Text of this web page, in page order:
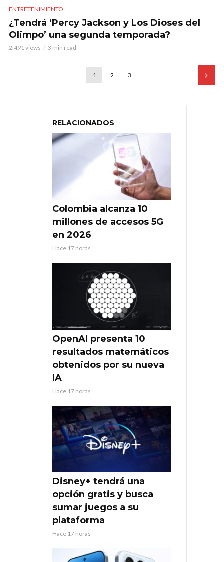
ENTRETENIMIENTO
¿Tendrá ‘Percy Jackson y Los Dioses del
Olimpo’ una segunda temporada?
2.491 views 3 min read
1 2 3
RELACIONADOS
Colombia alcanza 10
millones de accesos 5G
en 2026
Hace 17 horas
OpenAI presenta 10
resultados matemáticos
obtenidos por su nueva
IA
Hace 17 horas
Disney+ tendrá una
opción gratis y busca
sumar juegos a su
plataforma
Hace 17 horas